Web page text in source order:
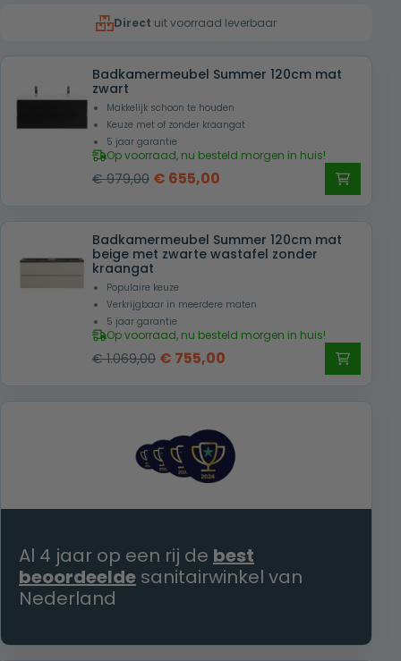
€ 1.069,00.€ 755,00.
Direct uit voorraad leverbaar
Badkamermeubel Summer 120cm mat
zwart
Makkelijk schoon te houden
Keuze met of zonder kraangat
5 jaar garantie
Op voorraad, nu besteld morgen in huis!
€979,00 Oorspronkelijke
was:
€ 979,00.
€ 655,00
is:
€ 655,00.
Badkamermeubel Summer 120cm mat
beige met zwarte wastafel zonder
kraangat
Populaire keuze
Verkrijgbaar in meerdere maten
5 jaar garantie
Op voorraad, nu besteld morgen in huis!
€1.069,00 Oorspronkelijke
was:
€ 1.069,00.
€ 755,00
is:
Al 4 jaar op een rij de best
beoordeelde sanitairwinkel van
Nederland